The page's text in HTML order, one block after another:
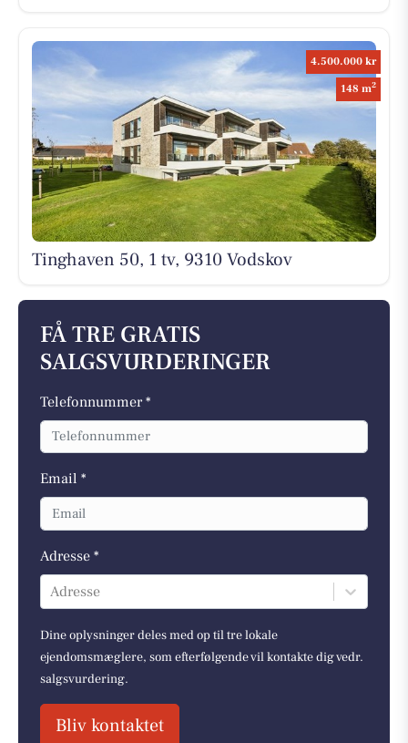
4.500.000 kr
148 m2
Tinghaven 50, 1 tv, 9310 Vodskov
FÅ TRE GRATIS
SALGSVURDERINGER
Telefonnummer *
Email *
Adresse *
Adresse
Dine oplysninger deles med op til tre lokale
ejendomsmæglere, som efterfølgende vil kontakte dig vedr.
salgsvurdering.
Bliv kontaktet